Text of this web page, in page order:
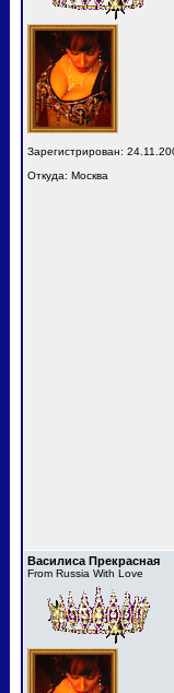
Зарегистрирован:
Откуда: Москва
Василиса Прекрасная
From Russia With Love